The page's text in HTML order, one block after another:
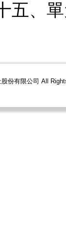
五、
股份有限公司 All